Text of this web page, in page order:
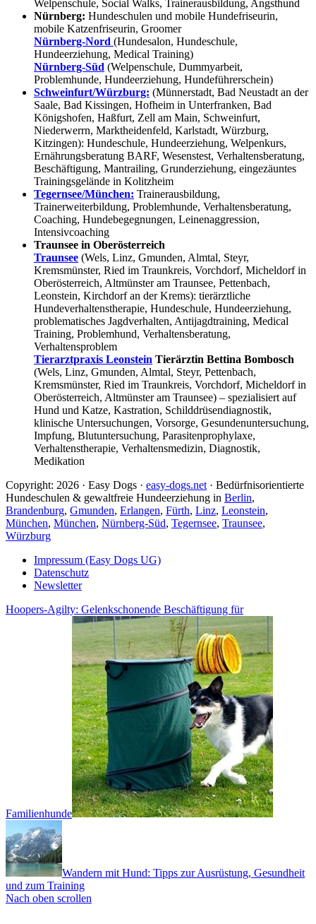
Welpenschule, Social Walks, Trainerausbildung, Angsthund
Nürnberg: Hundeschulen und mobile Hundefriseurin,
mobile Katzenfriseurin, Groomer
Nürnberg-Nord (Hundesalon, Hundeschule,
Hundeerziehung, Medical Training)
Nürnberg-Süd (Welpenschule, Dummyarbeit,
Problemhunde, Hundeerziehung, Hundeführerschein)
Schweinfurt/Würzburg: (Münnerstadt, Bad Neustadt an der
Saale, Bad Kissingen, Hofheim in Unterfranken, Bad
Königshofen, Haßfurt, Zell am Main, Schweinfurt,
Niederwerrn, Marktheidenfeld, Karlstadt, Würzburg,
Kitzingen): Hundeschule, Hundeerziehung, Welpenkurs,
Ernährungsberatung BARF, Wesenstest, Verhaltensberatung,
Beschäftigung, Mantrailing, Grunderziehung, eingezäuntes
Trainingsgelände in Kolitzheim
Tegernsee/München: Trainerausbildung,
Trainerweiterbildung, Problemhunde, Verhaltensberatung,
Coaching, Hundebegegnungen, Leinenaggression,
Intensivcoaching
Traunsee in Oberösterreich
Traunsee (Wels, Linz, Gmunden, Almtal, Steyr,
Kremsmünster, Ried im Traunkreis, Vorchdorf, Micheldorf in
Oberösterreich, Altmünster am Traunsee, Pettenbach,
Leonstein, Kirchdorf an der Krems): tierärztliche
Hundeverhaltenstherapie, Hundeschule, Hundeerziehung,
problematisches Jagdverhalten, Antijagdtraining, Medical
Training, Problemhund, Verhaltensberatung,
Verhaltensproblem
Tierarztpraxis Leonstein Tierärztin Bettina Bombosch
(Wels, Linz, Gmunden, Almtal, Steyr, Pettenbach,
Kremsmünster, Ried im Traunkreis, Vorchdorf, Micheldorf in
Oberösterreich, Altmünster am Traunsee) – spezialisiert auf
Hund und Katze, Kastration, Schilddrüsendiagnostik,
klinische Untersuchungen, Vorsorge, Gesundenuntersuchung,
Impfung, Blutuntersuchung, Parasitenprophylaxe,
Verhaltenstherapie, Verhaltensmedizin, Diagnostik,
Medikation
Copyright: 2026 · Easy Dogs · easy-dogs.net · Bedürfnisorientierte
Hundeschulen & gewaltfreie Hundeerziehung in Berlin,
Brandenburg, Gmunden, Erlangen, Fürth, Linz, Leonstein,
München, München, Nürnberg-Süd, Tegernsee, Traunsee,
Würzburg
Impressum (Easy Dogs UG)
Datenschutz
Newsletter
Hoopers-Agilty: Gelenkschonende Beschäftigung für
Familienhunde
Wandern mit Hund: Tipps zur Ausrüstung, Gesundheit
und zum Training
Nach oben scrollen